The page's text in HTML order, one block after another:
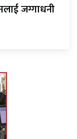
जग्गाधनी